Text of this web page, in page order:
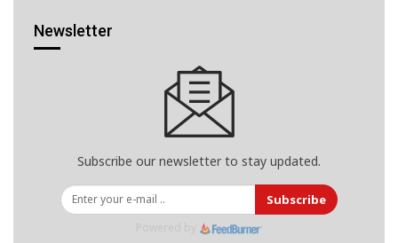
Newsletter
Subscribe our newsletter to stay updated.
Subscribe